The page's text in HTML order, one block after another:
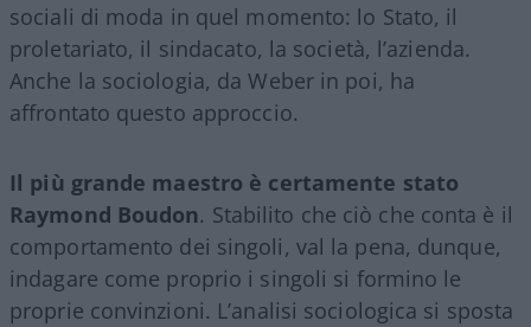
sociali di moda in quel momento: lo Stato, il
proletariato, il sindacato, la società, l’azienda.
Anche la sociologia, da Weber in poi, ha
affrontato questo approccio.
Il più grande maestro è certamente stato
Raymond Boudon. Stabilito che ciò che conta è il
comportamento dei singoli, val la pena, dunque,
indagare come proprio i singoli si formino le
proprie convinzioni. L’analisi sociologica si sposta